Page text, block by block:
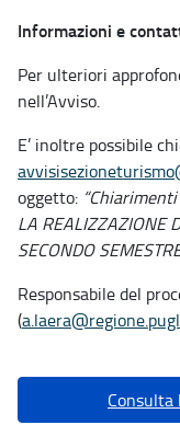
Informazioni e
Per ulteriori
nell’Avviso.
E’ inoltre possibile
oggetto: “Chiarimenti
LA REALIZZAZIONE
SECONDO
Responsabile del
(
Consulta